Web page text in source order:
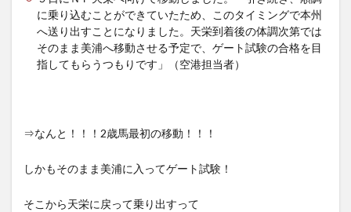
に乗り込むことができていたため、このタイミングで本州
へ送り出すことになりました。天栄到着後の体調次第では
そのまま美浦へ移動させる予定で、ゲート試験の合格を目
指してもらうつもりです」（空港担当者）
⇒なんと！！！2歳馬最初の移動！！！
しかもそのまま美浦に入ってゲート試験！
そこから天栄に戻って乗り出すって